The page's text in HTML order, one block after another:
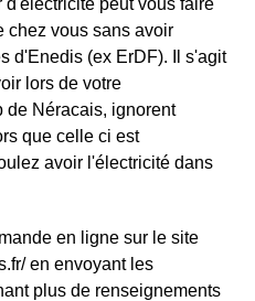
chez vous sans avoir
d'Enedis (ex ErDF). Il s'agit
lors de votre
de Néracais, ignorent
que celle ci est
avoir l'électricité dans
en ligne sur le site
en envoyant les
plus de renseignements